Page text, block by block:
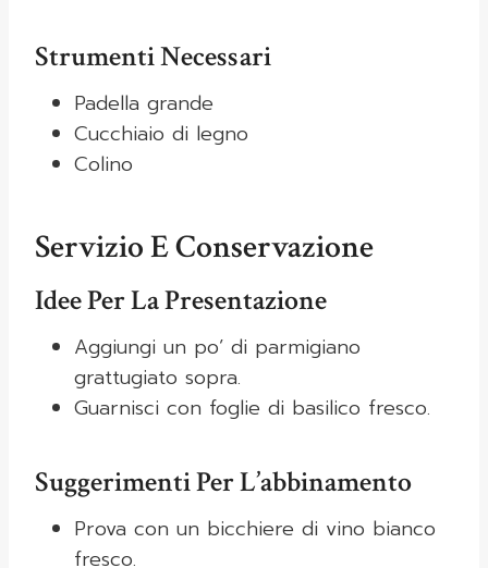
Strumenti Necessari
Padella grande
Cucchiaio di legno
Colino
Servizio E Conservazione
Idee Per La Presentazione
Aggiungi un po’ di parmigiano
grattugiato sopra.
Guarnisci con foglie di basilico fresco.
Suggerimenti Per L’abbinamento
Prova con un bicchiere di vino bianco
fresco.